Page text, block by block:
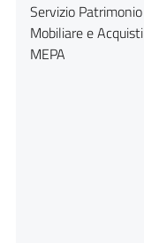
Servizio Patrimonio
Mobiliare e Acquisti
MEPA